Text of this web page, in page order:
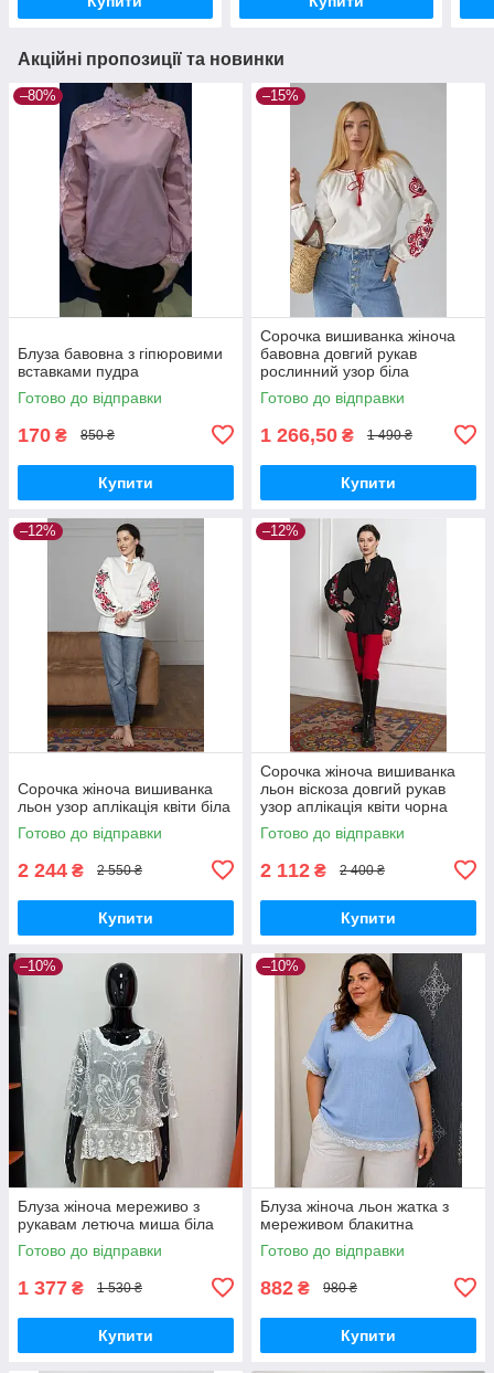
Акційні пропозиції та новинки
–80%
Блуза бавовна з гіпюровими
вставками пудра
Готово до відправки
170 ₴ 850 ₴
Купити
–15%
Сорочка вишиванка жіноча
бавовна довгий рукав
рослинний узор біла
Готово до відправки
1 266,50 ₴ 1 490 ₴
Купити
–12%
Сорочка жіноча вишиванка
льон узор аплікація квіти біла
Готово до відправки
2 244 ₴ 2 550 ₴
Купити
–12%
Сорочка жіноча вишиванка
льон віскоза довгий рукав
узор аплікація квіти чорна
Готово до відправки
2 112 ₴ 2 400 ₴
Купити
–10%
Блуза жіноча мереживо з
рукавам летюча миша біла
Готово до відправки
1 377 ₴ 1 530 ₴
Купити
–10%
Блуза жіноча льон жатка з
мереживом блакитна
Готово до відправки
882 ₴ 980 ₴
Купити